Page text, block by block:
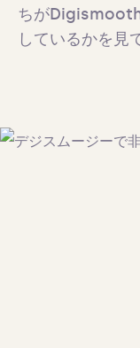
ちが
しているかを見